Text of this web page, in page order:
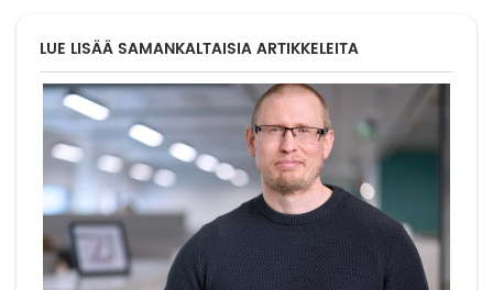
LUE LISÄÄ SAMANKALTAISIA ARTIKKELEITA